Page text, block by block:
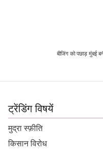
बीजिंग को पछाड़ मुंबई
ट्रेंडिंग विषयें
मुद्रा स्फ़ीति
किसान विरोध